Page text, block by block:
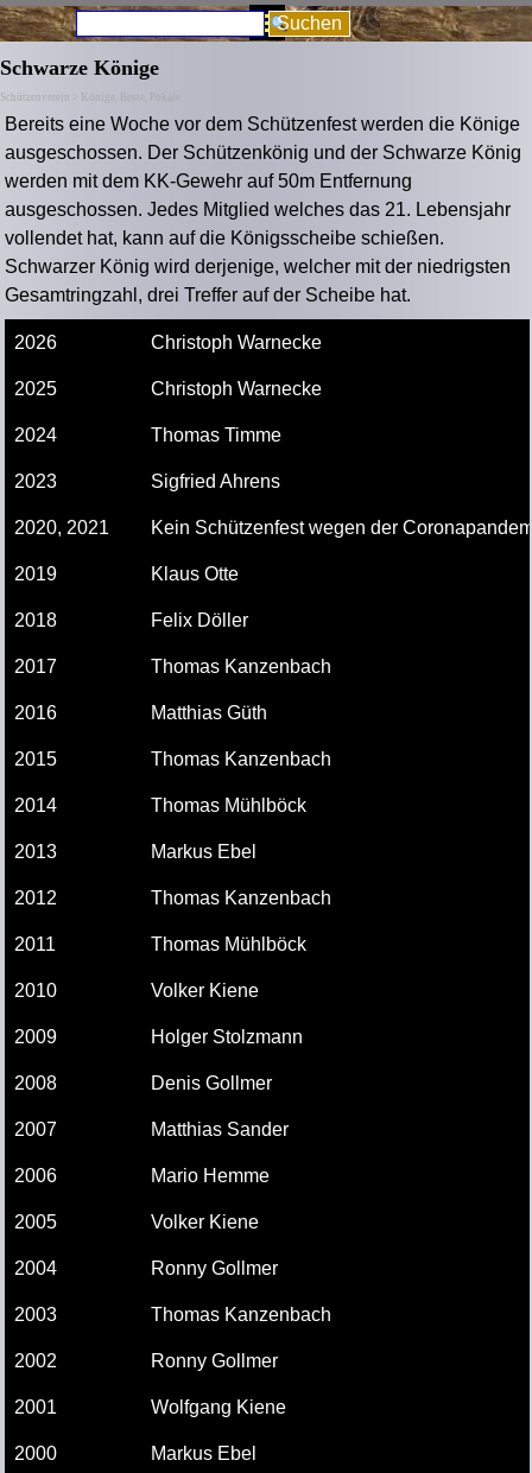
Direkt zum SeiteninhaltMenü überspringen
Suchen
Schwarze Könige
Schützenverein > Könige, Beste, Pokale
Bereits eine Woche vor dem Schützenfest werden die Könige
ausgeschossen. Der Schützenkönig und der Schwarze König
werden mit dem KK-Gewehr auf 50m Entfernung
ausgeschossen. Jedes Mitglied welches das 21. Lebensjahr
vollendet hat, kann auf die Königsscheibe schießen.
Schwarzer König wird derjenige, welcher mit der niedrigsten
Gesamtringzahl, drei Treffer auf der Scheibe hat.
2026 Christoph Warnecke
2025 Christoph Warnecke
2024 Thomas Timme
2023 Sigfried Ahrens
2020, 2021 Kein Schützenfest wegen der
2019 Klaus Otte
2018 Felix Döller
2017 Thomas Kanzenbach
2016 Matthias Güth
2015 Thomas Kanzenbach
2014 Thomas Mühlböck
2013 Markus Ebel
2012 Thomas Kanzenbach
2011 Thomas Mühlböck
2010 Volker Kiene
2009 Holger Stolzmann
2008 Denis Gollmer
2007 Matthias Sander
2006 Mario Hemme
2005 Volker Kiene
2004 Ronny Gollmer
2003 Thomas Kanzenbach
2002 Ronny Gollmer
2001 Wolfgang Kiene
2000 Markus Ebel